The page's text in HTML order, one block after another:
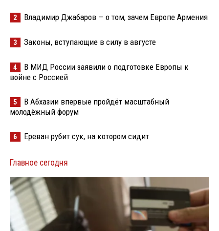
2 Владимир Джабаров — о том, зачем Европе Армения
3 Законы, вступающие в силу в августе
4
В МИД России заявили о подготовке Европы к
войне с Россией
5
В Абхазии впервые пройдёт масштабный
молодёжный форум
6 Ереван рубит сук, на котором сидит
Главное сегодня